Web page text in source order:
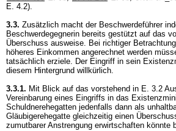
E. 4.2).
3.3. Zusätzlich macht der Beschwerdeführer
Beschwerdegegnerin bereits gestützt auf das
Überschuss ausweise. Bei richtiger
höheres Einkommen angerechnet werden
tatsächlich erziele. Der Eingriff in sein
diesem Hintergrund willkürlich.
3.3.1. Mit Blick auf das vorstehend in E. 3.2
Vereinbarung eines Eingriffs in das
Schuldnerehegatten jedenfalls dann als
Gläubigerehegatte gleichzeitig einen
zumutbarer Anstrengung erwirtschaften könnte